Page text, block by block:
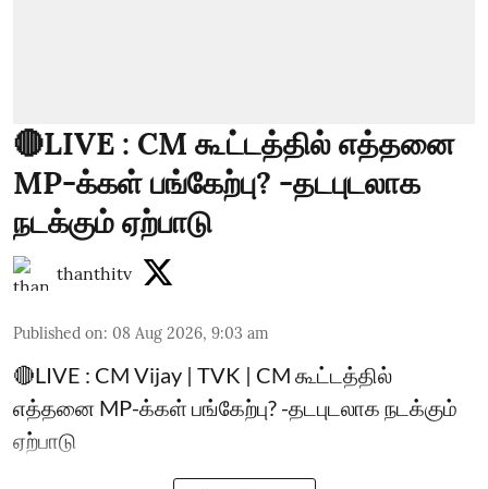
🔴LIVE : CM கூட்டத்தில் எத்தனை
MP-க்கள் பங்கேற்பு? -தடபுடலாக
நடக்கும் ஏற்பாடு
thanthitv
Published on: 08 Aug 2026, 9:03 am
🔴LIVE : CM Vijay | TVK | CM கூட்டத்தில்
எத்தனை MP-க்கள் பங்கேற்பு? -தடபுடலாக நடக்கும்
ஏற்பாடு